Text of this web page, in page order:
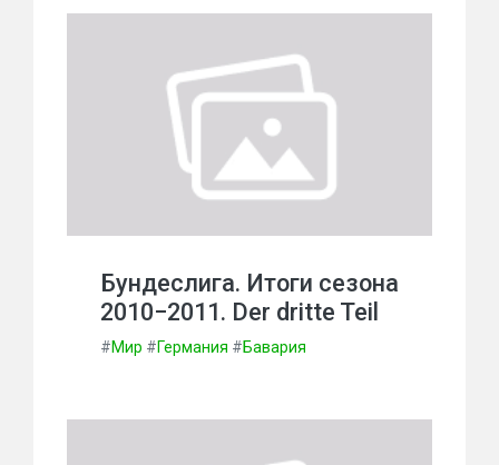
Бундеслига. Итоги сезона
2010−2011. Der dritte Teil
#Мир #Германия #Бавария